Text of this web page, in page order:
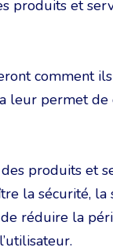
produits et
comment
leur permet
produits et
la sécurité,
de réduire la